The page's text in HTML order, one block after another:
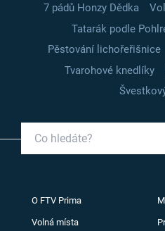
7 pádů Honzy Dědka
Tatarák podle
Pěstování lichořeřišnice
Tvarohové knedlíky
O FTV Prima
Volná místa